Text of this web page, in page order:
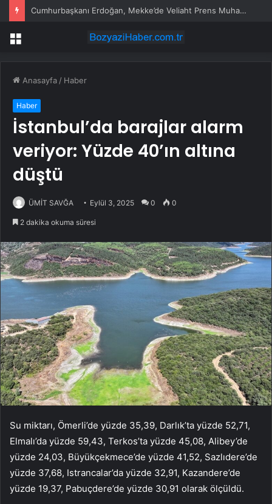
Cumhurbaşkanı Erdoğan, Mekke’de Veliaht Prens Muhammed bin Selman ile görüştü
Menü
Anasayfa / Haber
Haber
İstanbul’da barajlar alarm
veriyor: Yüzde 40’ın altına
düştü
ÜMİT SAVĞA Eylül 3, 2025 0 0
2 dakika okuma süresi
Su miktarı, Ömerli’de yüzde 35,39, Darlık’ta yüzde 52,71,
Elmalı’da yüzde 59,43, Terkos’ta yüzde 45,08, Alibey’de
yüzde 24,03, Büyükçekmece’de yüzde 41,52, Sazlıdere’de
yüzde 37,68, Istrancalar’da yüzde 32,91, Kazandere’de
yüzde 19,37, Pabuçdere’de yüzde 30,91 olarak ölçüldü.